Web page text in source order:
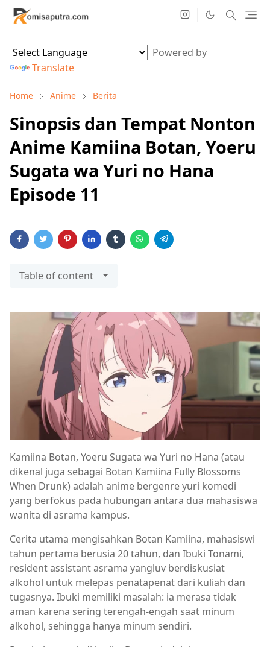
Powered by
Translate
Home Anime Berita
Sinopsis dan Tempat Nonton
Anime Kamiina Botan, Yoeru
Sugata wa Yuri no Hana
Episode 11
Table of content
Kamiina Botan, Yoeru Sugata wa Yuri no Hana (atau
dikenal juga sebagai Botan Kamiina Fully Blossoms
When Drunk) adalah anime bergenre yuri komedi
yang berfokus pada hubungan antara dua mahasiswa
wanita di asrama kampus.
Cerita utama mengisahkan Botan Kamiina, mahasiswi
tahun pertama berusia 20 tahun, dan Ibuki Tonami,
resident assistant asrama yangluv berdiskusiat
alkohol untuk melepas penatapenat dari kuliah dan
tugasnya. Ibuki memiliki masalah: ia merasa tidak
aman karena sering terengah-engah saat minum
alkohol, sehingga hanya minum sendiri.